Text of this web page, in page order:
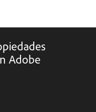
Adobe